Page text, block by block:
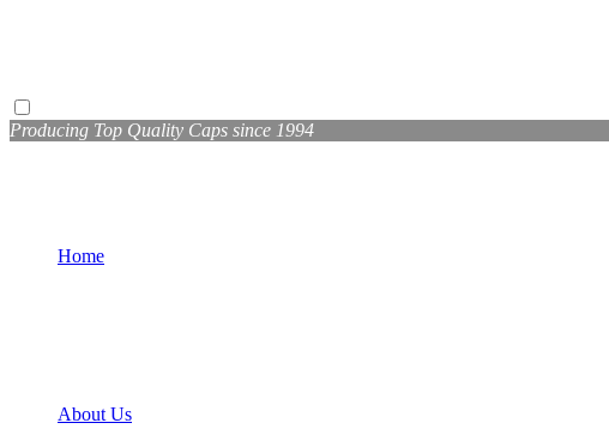
Producing Top Quality Caps since 1994
Home
About Us